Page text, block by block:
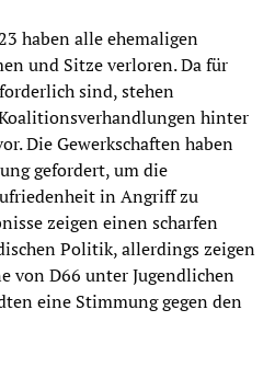
haben alle ehemaligen
und Sitze verloren. Da für
sind, stehen
hinter
Die Gewerkschaften haben
gefordert, um die
in Angriff zu
zeigen einen scharfen
Politik, allerdings zeigen
von D66 unter Jugendlichen
eine Stimmung gegen den